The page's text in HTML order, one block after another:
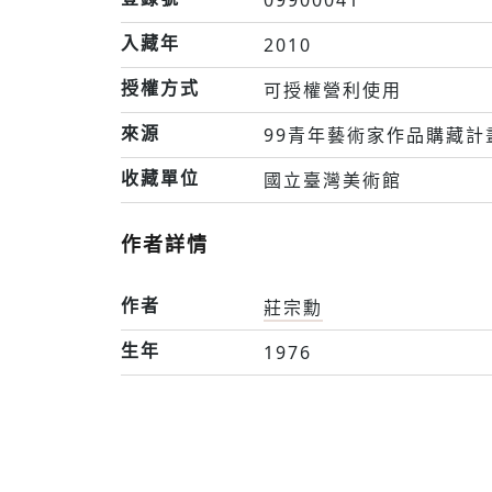
入藏年
2010
授權方式
可授權營利使用
來源
99青年藝術家作品購藏計
收藏單位
國立臺灣美術館
作者詳情
作者
莊宗勳
生年
1976